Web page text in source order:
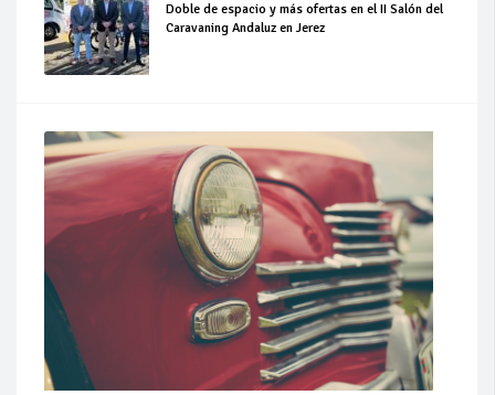
Doble de espacio y más ofertas en el II Salón del
Caravaning Andaluz en Jerez